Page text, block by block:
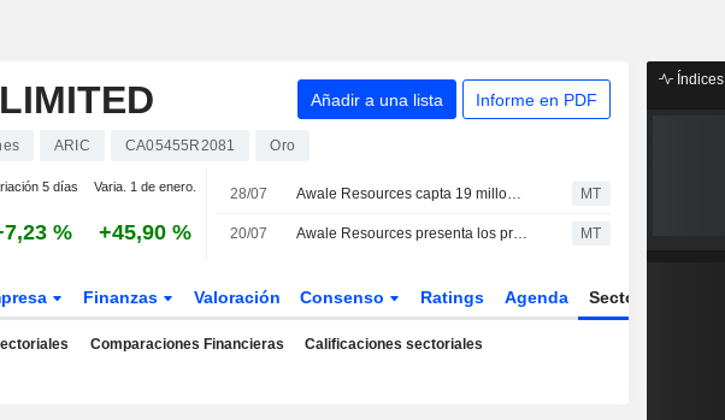
Añadir a una lista Informe en PDF
ARIC CA05455R2081 Oro
5 días Varia. 1 de enero.
% +45,90 %
28/07 Awale Resources capta 19 millones de CAD en una colocación privada y suma un tercer inversor estratégico MT
20/07 Awale Resources presenta los primeros resultados de las perforaciones profundas en el yacimiento de oro y cobre BBM; sus acciones suben un 13,5% MT
Finanzas Valoración Consenso Ratings Agenda Sector
Comparaciones Financieras Calificaciones sectoriales
Índices